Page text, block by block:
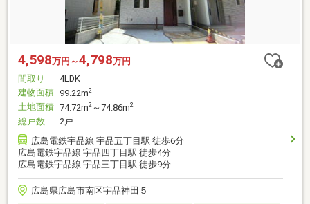
4,598万円～4,798万円
間取り
4LDK
建物面積 99.22m2
土地面積 74.72m2 ～74.86m2
総戸数
2戸
広島電鉄宇品線 宇品五丁目駅 徒歩6分
広島電鉄宇品線 宇品四丁目駅 徒歩4分
広島電鉄宇品線 宇品三丁目駅 徒歩9分
広島県広島市南区宇品神田５